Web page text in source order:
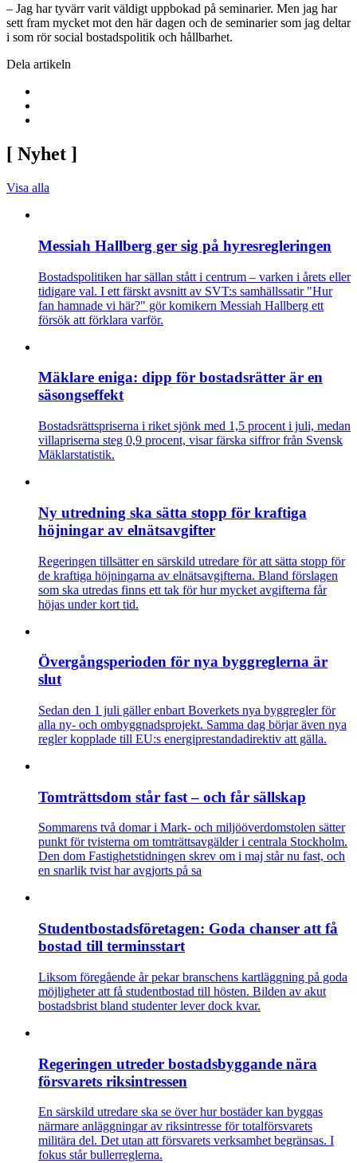
– Jag har tyvärr varit väldigt uppbokad på seminarier. Men jag har
sett fram mycket mot den här dagen och de seminarier som jag deltar
i som rör social bostadspolitik och hållbarhet.
Dela artikeln
[ Nyhet ]
Visa alla
Messiah Hallberg ger sig på hyresregleringen
Bostadspolitiken har sällan stått i centrum – varken i årets eller
tidigare val. I ett färskt avsnitt av SVT:s samhällssatir "Hur
fan hamnade vi här?" gör komikern Messiah Hallberg ett
försök att förklara varför.
Mäklare eniga: dipp för bostadsrätter är en
säsongseffekt
Bostadsrättspriserna i riket sjönk med 1,5 procent i juli, medan
villapriserna steg 0,9 procent, visar färska siffror från Svensk
Mäklarstatistik.
Ny utredning ska sätta stopp för kraftiga
höjningar av elnätsavgifter
Regeringen tillsätter en särskild utredare för att sätta stopp för
de kraftiga höjningarna av elnätsavgifterna. Bland förslagen
som ska utredas finns ett tak för hur mycket avgifterna får
höjas under kort tid.
Övergångsperioden för nya byggreglerna är
slut
Sedan den 1 juli gäller enbart Boverkets nya byggregler för
alla ny- och ombyggnadsprojekt. Samma dag börjar även nya
regler kopplade till EU:s energiprestandadirektiv att gälla.
Tomträttsdom står fast – och får sällskap
Sommarens två domar i Mark- och miljööverdomstolen sätter
punkt för tvisterna om tomträttsavgälder i centrala Stockholm.
Den dom Fastighetstidningen skrev om i maj står nu fast, och
en snarlik tvist har avgjorts på sa
Studentbostadsföretagen: Goda chanser att få
bostad till terminsstart
Liksom föregående år pekar branschens kartläggning på goda
möjligheter att få studentbostad till hösten. Bilden av akut
bostadsbrist bland studenter lever dock kvar.
Regeringen utreder bostadsbyggande nära
försvarets riksintressen
En särskild utredare ska se över hur bostäder kan byggas
närmare anläggningar av riksintresse för totalförsvarets
militära del. Det utan att försvarets verksamhet begränsas. I
fokus står bullerreglerna.